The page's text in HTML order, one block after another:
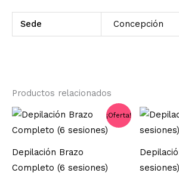
Sede Concepción
Productos relacionados
¡Oferta!
Depilación Brazo
Completo (6 sesiones)
El
original
$200.000.
El
precio
actual
sesiones)